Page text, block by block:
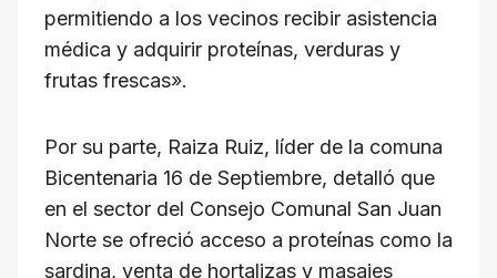
permitiendo a los vecinos recibir asistencia
médica y adquirir proteínas, verduras y
frutas frescas».
Por su parte, Raiza Ruiz, líder de la comuna
Bicentenaria 16 de Septiembre, detalló que
en el sector del Consejo Comunal San Juan
Norte se ofreció acceso a proteínas como la
sardina, venta de hortalizas y masajes